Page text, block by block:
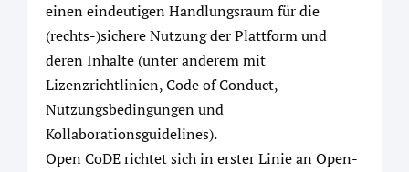
einen eindeutigen Handlungsraum für die
(rechts-)sichere Nutzung der Plattform und
deren Inhalte (unter anderem mit
Lizenzrichtlinien, Code of Conduct,
Nutzungsbedingungen und
Kollaborationsguidelines).
Open CoDE richtet sich in erster Linie an Open-